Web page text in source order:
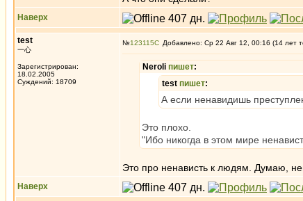
Наверх
test
一心
Зарегистрирован:
18.02.2005
Суждений: 18709
№123115 Добавлено: Ср 22 Авг 12, 00:16 (14 лет
Neroli пишет:
test пишет:
А если ненавидишь
Это плохо.
"Ибо никогда в этом мире
Это про ненависть к людям. Думаю,
Наверх